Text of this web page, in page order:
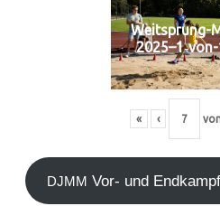
Weitsprung-
« ‹
DJMM Vor- und